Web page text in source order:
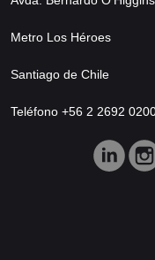
Metro Los Héroes
Santiago de Chile
Teléfono +56 2 2692